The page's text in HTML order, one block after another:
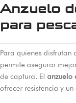
Anzuelo
para
Para quienes
permite asegurar
de captura. El anzuelo
ofrecer resistencia y